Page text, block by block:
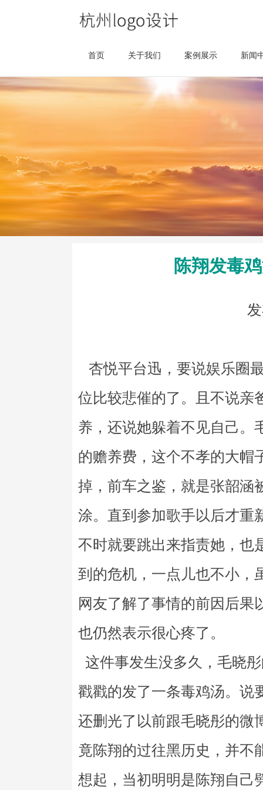
首页 关于我们 案例展示 新闻
陈翔发毒
杏悦平台迅，要说娱乐圈
位比较悲催的了。且不说亲
养，还说她躲着不见自己。
的赡养费，这个不孝的大帽
掉，前车之鉴，就是张韶涵
涂。直到参加歌手以后才重
不时就要跳出来指责她，也
到的危机，一点儿也不小，
网友了解了事情的前因后果
也仍然表示很心疼了。
这件事发生没多久，毛晓
戳戳的发了一条毒鸡汤。说
还删光了以前跟毛晓彤的微
竟陈翔的过往黑历史，并不
想起，当初明明是陈翔自己